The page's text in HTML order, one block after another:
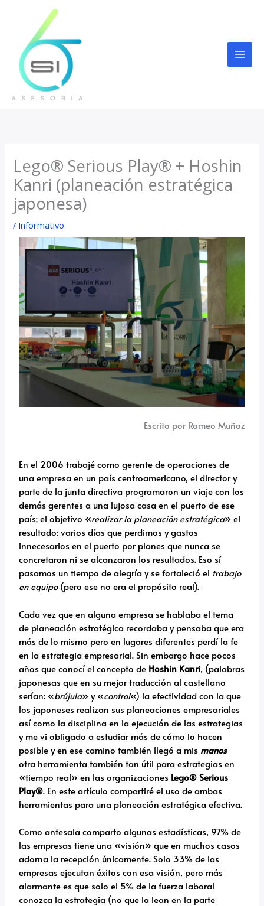
contenido
Lego® Serious Play® + Hoshin
Kanri (planeación estratégica
japonesa)
/ Informativo
Escrito por Romeo Muñoz
En el 2006 trabajé como gerente de operaciones de
una empresa en un país centroamericano, el director y
parte de la junta directiva programaron un viaje con los
demás gerentes a una lujosa casa en el puerto de ese
país; el objetivo «realizar la planeación estratégica» el
resultado: varios días que perdimos y gastos
innecesarios en el puerto por planes que nunca se
concretaron ni se alcanzaron los resultados. Eso sí
pasamos un tiempo de alegría y se fortaleció el trabajo
en equipo (pero ese no era el propósito real).
Cada vez que en alguna empresa se hablaba el tema
de planeación estratégica recordaba y pensaba que era
más de lo mismo pero en lugares diferentes perdí la fe
en la estrategia empresarial. Sin embargo hace pocos
años que conocí el concepto de Hoshin Kanri, (palabras
japonesas que en su mejor traducción al castellano
serían: «brújula» y «control«) la efectividad con la que
los japoneses realizan sus planeaciones empresariales
así como la disciplina en la ejecución de las estrategias
y me vi obligado a estudiar más de cómo lo hacen
posible y en ese camino también llegó a mis manos
otra herramienta también tan útil para estrategias en
«tiempo real» en las organizaciones Lego® Serious
Play®. En este artículo compartiré el uso de ambas
herramientas para una planeación estratégica efectiva.
Como antesala comparto algunas estadísticas, 97% de
las empresas tiene una «visión» que en muchos casos
adorna la recepción únicamente. Solo 33% de las
empresas ejecutan éxitos con esa visión, pero más
alarmante es que solo el 5% de la fuerza laboral
conozca la estrategia (no que la lean en la parte